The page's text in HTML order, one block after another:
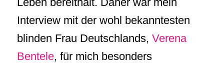
Interview mit der wohl bekanntesten
blinden Frau Deutschlands, Verena
Bentele, für mich besonders